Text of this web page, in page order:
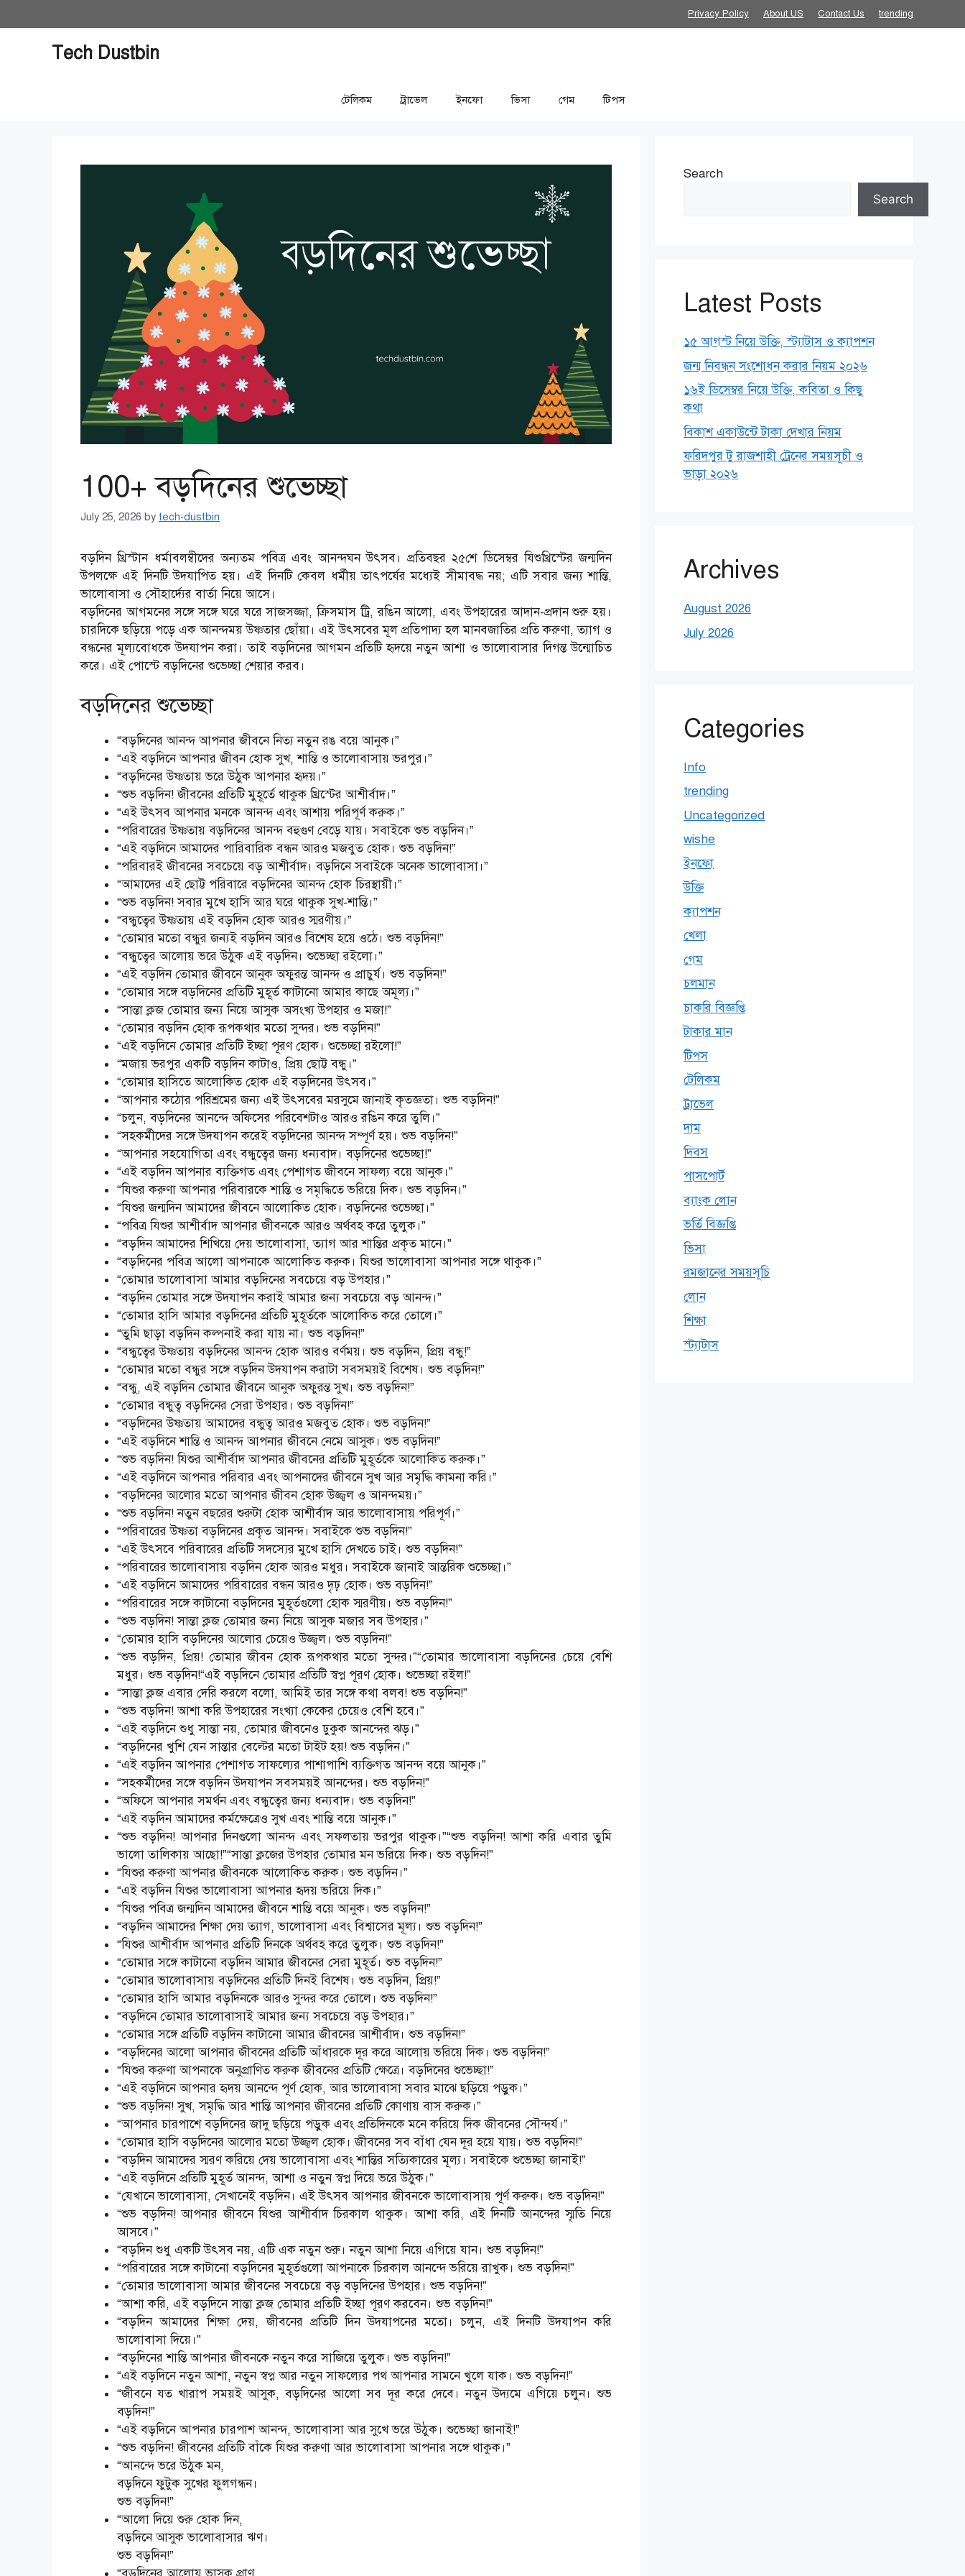
to
Privacy Policy About US Contact Us trending
Tech Dustbin
টেলিকম ট্রাভেল ইনফো ভিসা গেম টিপস
100+ বড়দিনের শুভেচ্ছা
July 25, 2026 by tech-dustbin
বড়দিন খ্রিস্টান ধর্মাবলম্বীদের অন্যতম পবিত্র এবং আনন্দঘন উৎসব। প্রতিবছর ২৫শে ডিসেম্বর যিশুখ্রিস্টের জন্মদিন
উপলক্ষে এই দিনটি উদযাপিত হয়। এই দিনটি কেবল ধর্মীয় তাৎপর্যের মধ্যেই সীমাবদ্ধ নয়; এটি সবার জন্য শান্তি,
ভালোবাসা ও সৌহার্দ্যের বার্তা নিয়ে আসে।
বড়দিনের আগমনের সঙ্গে সঙ্গে ঘরে ঘরে সাজসজ্জা, ক্রিসমাস ট্রি, রঙিন আলো, এবং উপহারের আদান-প্রদান শুরু হয়।
চারদিকে ছড়িয়ে পড়ে এক আনন্দময় উষ্ণতার ছোঁয়া। এই উৎসবের মূল প্রতিপাদ্য হল মানবজাতির প্রতি করুণা, ত্যাগ ও
বন্ধনের মূল্যবোধকে উদযাপন করা। তাই বড়দিনের আগমন প্রতিটি হৃদয়ে নতুন আশা ও ভালোবাসার দিগন্ত উন্মোচিত
করে। এই পোস্টে বড়দিনের শুভেচ্ছা শেয়ার করব।
বড়দিনের শুভেচ্ছা
“বড়দিনের আনন্দ আপনার জীবনে নিত্য নতুন রঙ বয়ে আনুক।”
“এই বড়দিনে আপনার জীবন হোক সুখ, শান্তি ও ভালোবাসায় ভরপুর।”
“বড়দিনের উষ্ণতায় ভরে উঠুক আপনার হৃদয়।”
“শুভ বড়দিন! জীবনের প্রতিটি মুহূর্তে থাকুক খ্রিস্টের আশীর্বাদ।”
“এই উৎসব আপনার মনকে আনন্দ এবং আশায় পরিপূর্ণ করুক।”
“পরিবারের উষ্ণতায় বড়দিনের আনন্দ বহুগুণ বেড়ে যায়। সবাইকে শুভ বড়দিন।”
“এই বড়দিনে আমাদের পারিবারিক বন্ধন আরও মজবুত হোক। শুভ বড়দিন!”
“পরিবারই জীবনের সবচেয়ে বড় আশীর্বাদ। বড়দিনে সবাইকে অনেক ভালোবাসা।”
“আমাদের এই ছোট্ট পরিবারে বড়দিনের আনন্দ হোক চিরস্থায়ী।”
“শুভ বড়দিন! সবার মুখে হাসি আর ঘরে থাকুক সুখ-শান্তি।”
“বন্ধুত্বের উষ্ণতায় এই বড়দিন হোক আরও স্মরণীয়।”
“তোমার মতো বন্ধুর জন্যই বড়দিন আরও বিশেষ হয়ে ওঠে। শুভ বড়দিন!”
“বন্ধুত্বের আলোয় ভরে উঠুক এই বড়দিন। শুভেচ্ছা রইলো।”
“এই বড়দিন তোমার জীবনে আনুক অফুরন্ত আনন্দ ও প্রাচুর্য। শুভ বড়দিন!”
“তোমার সঙ্গে বড়দিনের প্রতিটি মুহূর্ত কাটানো আমার কাছে অমূল্য।”
“সান্তা ক্লজ তোমার জন্য নিয়ে আসুক অসংখ্য উপহার ও মজা!”
“তোমার বড়দিন হোক রূপকথার মতো সুন্দর। শুভ বড়দিন!”
“এই বড়দিনে তোমার প্রতিটি ইচ্ছা পূরণ হোক। শুভেচ্ছা রইলো!”
“মজায় ভরপুর একটি বড়দিন কাটাও, প্রিয় ছোট্ট বন্ধু।”
“তোমার হাসিতে আলোকিত হোক এই বড়দিনের উৎসব।”
“আপনার কঠোর পরিশ্রমের জন্য এই উৎসবের মরসুমে জানাই কৃতজ্ঞতা। শুভ বড়দিন!”
“চলুন, বড়দিনের আনন্দে অফিসের পরিবেশটাও আরও রঙিন করে তুলি।”
“সহকর্মীদের সঙ্গে উদযাপন করেই বড়দিনের আনন্দ সম্পূর্ণ হয়। শুভ বড়দিন!”
“আপনার সহযোগিতা এবং বন্ধুত্বের জন্য ধন্যবাদ। বড়দিনের শুভেচ্ছা!”
“এই বড়দিন আপনার ব্যক্তিগত এবং পেশাগত জীবনে সাফল্য বয়ে আনুক।”
“যিশুর করুণা আপনার পরিবারকে শান্তি ও সমৃদ্ধিতে ভরিয়ে দিক। শুভ বড়দিন।”
“যিশুর জন্মদিন আমাদের জীবনে আলোকিত হোক। বড়দিনের শুভেচ্ছা।”
“পবিত্র যিশুর আশীর্বাদ আপনার জীবনকে আরও অর্থবহ করে তুলুক।”
“বড়দিন আমাদের শিখিয়ে দেয় ভালোবাসা, ত্যাগ আর শান্তির প্রকৃত মানে।”
“বড়দিনের পবিত্র আলো আপনাকে আলোকিত করুক। যিশুর ভালোবাসা আপনার সঙ্গে থাকুক।”
“তোমার ভালোবাসা আমার বড়দিনের সবচেয়ে বড় উপহার।”
“বড়দিন তোমার সঙ্গে উদযাপন করাই আমার জন্য সবচেয়ে বড় আনন্দ।”
“তোমার হাসি আমার বড়দিনের প্রতিটি মুহূর্তকে আলোকিত করে তোলে।”
“তুমি ছাড়া বড়দিন কল্পনাই করা যায় না। শুভ বড়দিন!”
“বন্ধুত্বের উষ্ণতায় বড়দিনের আনন্দ হোক আরও বর্ণময়। শুভ বড়দিন, প্রিয় বন্ধু!”
“তোমার মতো বন্ধুর সঙ্গে বড়দিন উদযাপন করাটা সবসময়ই বিশেষ। শুভ বড়দিন!”
“বন্ধু, এই বড়দিন তোমার জীবনে আনুক অফুরন্ত সুখ। শুভ বড়দিন!”
“তোমার বন্ধুত্ব বড়দিনের সেরা উপহার। শুভ বড়দিন!”
“বড়দিনের উষ্ণতায় আমাদের বন্ধুত্ব আরও মজবুত হোক। শুভ বড়দিন!”
“এই বড়দিনে শান্তি ও আনন্দ আপনার জীবনে নেমে আসুক। শুভ বড়দিন!”
“শুভ বড়দিন! যিশুর আশীর্বাদ আপনার জীবনের প্রতিটি মুহূর্তকে আলোকিত করুক।”
“এই বড়দিনে আপনার পরিবার এবং আপনাদের জীবনে সুখ আর সমৃদ্ধি কামনা করি।”
“বড়দিনের আলোর মতো আপনার জীবন হোক উজ্জ্বল ও আনন্দময়।”
“শুভ বড়দিন! নতুন বছরের শুরুটা হোক আশীর্বাদ আর ভালোবাসায় পরিপূর্ণ।”
“পরিবারের উষ্ণতা বড়দিনের প্রকৃত আনন্দ। সবাইকে শুভ বড়দিন!”
“এই উৎসবে পরিবারের প্রতিটি সদস্যের মুখে হাসি দেখতে চাই। শুভ বড়দিন!”
“পরিবারের ভালোবাসায় বড়দিন হোক আরও মধুর। সবাইকে জানাই আন্তরিক শুভেচ্ছা।”
“এই বড়দিনে আমাদের পরিবারের বন্ধন আরও দৃঢ় হোক। শুভ বড়দিন!”
“পরিবারের সঙ্গে কাটানো বড়দিনের মুহূর্তগুলো হোক স্মরণীয়। শুভ বড়দিন!”
“শুভ বড়দিন! সান্তা ক্লজ তোমার জন্য নিয়ে আসুক মজার সব উপহার।”
“তোমার হাসি বড়দিনের আলোর চেয়েও উজ্জ্বল। শুভ বড়দিন!”
“শুভ বড়দিন, প্রিয়! তোমার জীবন হোক রূপকথার মতো সুন্দর।”“তোমার ভালোবাসা বড়দিনের চেয়ে বেশি
মধুর। শুভ বড়দিন!“এই বড়দিনে তোমার প্রতিটি স্বপ্ন পূরণ হোক। শুভেচ্ছা রইল!”
“সান্তা ক্লজ এবার দেরি করলে বলো, আমিই তার সঙ্গে কথা বলব! শুভ বড়দিন!”
“শুভ বড়দিন! আশা করি উপহারের সংখ্যা কেকের চেয়েও বেশি হবে।”
“এই বড়দিনে শুধু সান্তা নয়, তোমার জীবনেও ঢুকুক আনন্দের ঝড়।”
“বড়দিনের খুশি যেন সান্তার বেল্টের মতো টাইট হয়! শুভ বড়দিন।”
“এই বড়দিন আপনার পেশাগত সাফল্যের পাশাপাশি ব্যক্তিগত আনন্দ বয়ে আনুক।”
“সহকর্মীদের সঙ্গে বড়দিন উদযাপন সবসময়ই আনন্দের। শুভ বড়দিন!”
“অফিসে আপনার সমর্থন এবং বন্ধুত্বের জন্য ধন্যবাদ। শুভ বড়দিন!”
“এই বড়দিন আমাদের কর্মক্ষেত্রেও সুখ এবং শান্তি বয়ে আনুক।”
“শুভ বড়দিন! আপনার দিনগুলো আনন্দ এবং সফলতায় ভরপুর থাকুক।”“শুভ বড়দিন! আশা করি এবার তুমি
ভালো তালিকায় আছো!”“সান্তা ক্লজের উপহার তোমার মন ভরিয়ে দিক। শুভ বড়দিন!”
“যিশুর করুণা আপনার জীবনকে আলোকিত করুক। শুভ বড়দিন।”
“এই বড়দিন যিশুর ভালোবাসা আপনার হৃদয় ভরিয়ে দিক।”
“যিশুর পবিত্র জন্মদিন আমাদের জীবনে শান্তি বয়ে আনুক। শুভ বড়দিন!”
“বড়দিন আমাদের শিক্ষা দেয় ত্যাগ, ভালোবাসা এবং বিশ্বাসের মূল্য। শুভ বড়দিন!”
“যিশুর আশীর্বাদ আপনার প্রতিটি দিনকে অর্থবহ করে তুলুক। শুভ বড়দিন!”
“তোমার সঙ্গে কাটানো বড়দিন আমার জীবনের সেরা মুহূর্ত। শুভ বড়দিন!”
“তোমার ভালোবাসায় বড়দিনের প্রতিটি দিনই বিশেষ। শুভ বড়দিন, প্রিয়!”
“তোমার হাসি আমার বড়দিনকে আরও সুন্দর করে তোলে। শুভ বড়দিন!”
“বড়দিনে তোমার ভালোবাসাই আমার জন্য সবচেয়ে বড় উপহার।”
“তোমার সঙ্গে প্রতিটি বড়দিন কাটানো আমার জীবনের আশীর্বাদ। শুভ বড়দিন!”
“বড়দিনের আলো আপনার জীবনের প্রতিটি আঁধারকে দূর করে আলোয় ভরিয়ে দিক। শুভ বড়দিন!”
“যিশুর করুণা আপনাকে অনুপ্রাণিত করুক জীবনের প্রতিটি ক্ষেত্রে। বড়দিনের শুভেচ্ছা!”
“এই বড়দিনে আপনার হৃদয় আনন্দে পূর্ণ হোক, আর ভালোবাসা সবার মাঝে ছড়িয়ে পড়ুক।”
“শুভ বড়দিন! সুখ, সমৃদ্ধি আর শান্তি আপনার জীবনের প্রতিটি কোণায় বাস করুক।”
“আপনার চারপাশে বড়দিনের জাদু ছড়িয়ে পড়ুক এবং প্রতিদিনকে মনে করিয়ে দিক জীবনের সৌন্দর্য।”
“তোমার হাসি বড়দিনের আলোর মতো উজ্জ্বল হোক। জীবনের সব বাঁধা যেন দূর হয়ে যায়। শুভ বড়দিন!”
“বড়দিন আমাদের স্মরণ করিয়ে দেয় ভালোবাসা এবং শান্তির সত্যিকারের মূল্য। সবাইকে শুভেচ্ছা জানাই!”
“এই বড়দিনে প্রতিটি মুহূর্ত আনন্দ, আশা ও নতুন স্বপ্ন দিয়ে ভরে উঠুক।”
“যেখানে ভালোবাসা, সেখানেই বড়দিন। এই উৎসব আপনার জীবনকে ভালোবাসায় পূর্ণ করুক। শুভ বড়দিন!”
“শুভ বড়দিন! আপনার জীবনে যিশুর আশীর্বাদ চিরকাল থাকুক। আশা করি, এই দিনটি আনন্দের স্মৃতি নিয়ে
আসবে।”
“বড়দিন শুধু একটি উৎসব নয়, এটি এক নতুন শুরু। নতুন আশা নিয়ে এগিয়ে যান। শুভ বড়দিন!”
“পরিবারের সঙ্গে কাটানো বড়দিনের মুহূর্তগুলো আপনাকে চিরকাল আনন্দে ভরিয়ে রাখুক। শুভ বড়দিন!”
“তোমার ভালোবাসা আমার জীবনের সবচেয়ে বড় বড়দিনের উপহার। শুভ বড়দিন!”
“আশা করি, এই বড়দিনে সান্তা ক্লজ তোমার প্রতিটি ইচ্ছা পূরণ করবেন। শুভ বড়দিন!”
“বড়দিন আমাদের শিক্ষা দেয়, জীবনের প্রতিটি দিন উদযাপনের মতো। চলুন, এই দিনটি উদযাপন করি
ভালোবাসা দিয়ে।”
“বড়দিনের শান্তি আপনার জীবনকে নতুন করে সাজিয়ে তুলুক। শুভ বড়দিন!”
“এই বড়দিনে নতুন আশা, নতুন স্বপ্ন আর নতুন সাফল্যের পথ আপনার সামনে খুলে যাক। শুভ বড়দিন!”
“জীবনে যত খারাপ সময়ই আসুক, বড়দিনের আলো সব দূর করে দেবে। নতুন উদ্যমে এগিয়ে চলুন। শুভ
বড়দিন!”
“এই বড়দিনে আপনার চারপাশ আনন্দ, ভালোবাসা আর সুখে ভরে উঠুক। শুভেচ্ছা জানাই!”
“শুভ বড়দিন! জীবনের প্রতিটি বাঁকে যিশুর করুণা আর ভালোবাসা আপনার সঙ্গে থাকুক।”
“আনন্দে ভরে উঠুক মন,
বড়দিনে ফুটুক সুখের ফুলগন্ধন।
শুভ বড়দিন!”
“আলো দিয়ে শুরু হোক দিন,
বড়দিনে আসুক ভালোবাসার ঋণ।
শুভ বড়দিন!”
Search
Search
Latest Posts
১৫ আগস্ট নিয়ে উক্তি, স্ট্যাটাস ও ক্যাপশন
জন্ম নিবন্ধন সংশোধন করার নিয়ম ২০২৬
১৬ই ডিসেম্বর নিয়ে উক্তি, কবিতা ও কিছু
কথা
বিকাশ একাউন্টে টাকা দেখার নিয়ম
ফরিদপুর টু রাজশাহী ট্রেনের সময়সূচী ও
ভাড়া ২০২৬
Archives
August 2026
July 2026
Categories
Info
trending
Uncategorized
wishe
ইনফো
উক্তি
ক্যাপশন
খেলা
গেম
চলমান
চাকরি বিজ্ঞপ্তি
টাকার মান
টিপস
টেলিকম
ট্রাভেল
দাম
দিবস
পাসপোর্ট
ব্যাংক লোন
ভর্তি বিজ্ঞপ্তি
ভিসা
রমজানের সময়সূচি
লোন
শিক্ষা
স্ট্যাটাস